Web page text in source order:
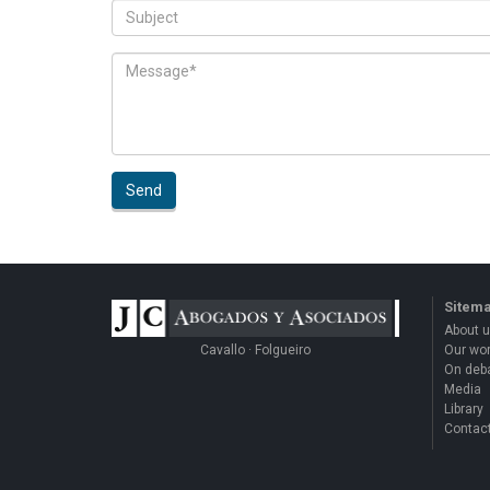
Send
Cavallo · Folgueiro
About
Our
On
Media
Library